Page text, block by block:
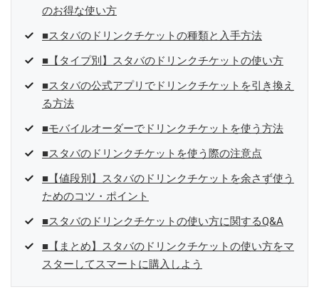
のお得な使い方
■スタバのドリンクチケットの種類と入手方法
■【タイプ別】スタバのドリンクチケットの使い方
■スタバの公式アプリでドリンクチケットを引き換え
る方法
■モバイルオーダーでドリンクチケットを使う方法
■スタバのドリンクチケットを使う際の注意点
■【値段別】スタバのドリンクチケットを余さず使う
ためのコツ・ポイント
■スタバのドリンクチケットの使い方に関するQ&A
■【まとめ】スタバのドリンクチケットの使い方をマ
スターしてスマートに購入しよう